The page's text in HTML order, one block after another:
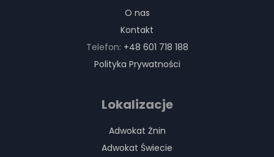
O nas
Kontakt
Telefon: +48 601 718 188
Polityka Prywatności
Lokalizacje
Adwokat Żnin
Adwokat Świecie